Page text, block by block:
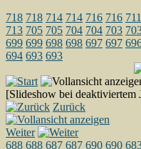
718 718 714 714 716 716 711
713 705 705 704 704 703
699 699 698 698 697 697
694 693 693
[Slideshow bei deaktiviertem
Zurück
Weiter
688 688 687 687 690 690